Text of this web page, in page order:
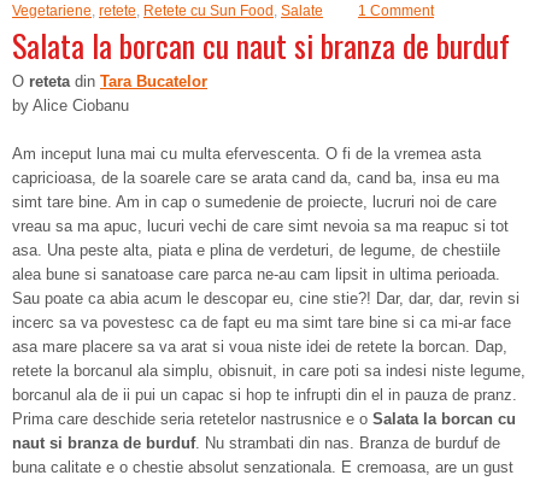
Vegetariene, retete, Retete cu Sun Food , Salate 1 Comment
Salata la borcan cu naut si branza de burduf
O retetadin Tara Bucatelor
by Alice Ciobanu
Am inceput luna mai cu multa efervescenta. O fi de la vremea asta
capricioasa, de la soarele care se arata cand da, cand ba, insa eu ma
simt tare bine. Am in cap o sumedenie de proiecte, lucruri noi de care
vreau sa ma apuc, lucuri vechi de care simt nevoia sa ma reapuc si tot
asa. Una peste alta, piata e plina de verdeturi, de legume, de chestiile
alea bune si sanatoase care parca ne-au cam lipsit in ultima perioada.
Sau poate ca abia acum le descopar eu, cine stie?! Dar, dar, dar, revin si
incerc sa va povestesc ca de fapt eu ma simt tare bine si ca mi-ar face
asa mare placere sa va arat si voua niste idei de retete la borcan. Dap,
retete la borcanul ala simplu, obisnuit, in care poti sa indesi niste legume,
borcanul ala de ii pui un capac si hop te infrupti din el in pauza de pranz.
Prima care deschide seria retetelor nastrusnice e o Salata la borcan cu
naut si branza de burduf. Nu strambati din nas. Branza de burduf de
buna calitate e o chestie absolut senzationala. E cremoasa, are un gust